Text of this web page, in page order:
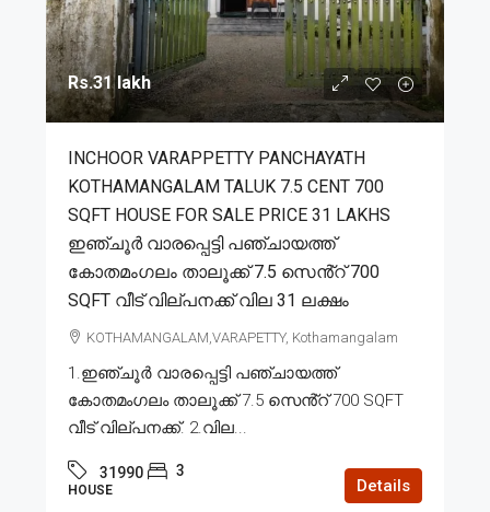
Rs.31 lakh
INCHOOR VARAPPETTY PANCHAYATH
KOTHAMANGALAM TALUK 7.5 CENT 700
SQFT HOUSE FOR SALE PRICE 31 LAKHS
ഇഞ്ചൂർ വാരപ്പെട്ടി പഞ്ചായത്ത്
കോതമംഗലം താലൂക്ക് 7.5 സെൻ്റ് 700
SQFT വീട് വില്പനക്ക് വില 31 ലക്ഷം
KOTHAMANGALAM,VARAPETTY, Kothamangalam
1.ഇഞ്ചൂർ വാരപ്പെട്ടി പഞ്ചായത്ത്
കോതമംഗലം താലൂക്ക് 7.5 സെൻ്റ് 700 SQFT
വീട് വില്പനക്ക്. 2.വില...
31990 3
HOUSE Details